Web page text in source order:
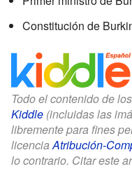
Constitución de
Todo el contenido de
Kiddle (incluidas las
libremente para fines
licenciaAtribución-
lo contrario. Citar este